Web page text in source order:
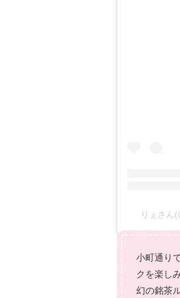
りぇさん
小町通り
クを楽し
幻の銘茶